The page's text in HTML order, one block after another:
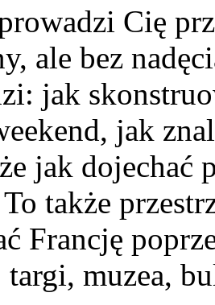
Cię
ale bez
jak
jak
jak dojechać
także
Francję
targi, muzea,